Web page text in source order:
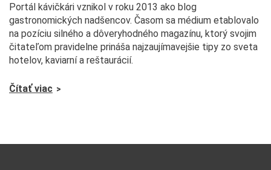
Portál kávičkári vznikol v roku 2013 ako blog
gastronomických nadšencov. Časom sa médium etablovalo
na pozíciu silného a dôveryhodného magazínu, ktorý svojim
čitateľom pravidelne prináša najzaujímavejšie tipy zo sveta
hotelov, kaviarní a reštaurácií.
Čítať viac